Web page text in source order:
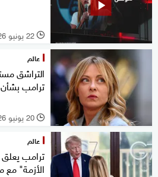
l 22 يونيو 2026
عالم
التراشق
ترامب
l 20 يونيو 2026
عالم
ترامب
الأزمة" مع